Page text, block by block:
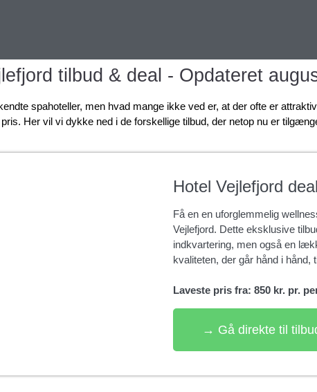
tilbud & deal - Opdateret
spahoteller, men hvad mange ikke ved er, at der ofte er
Her vil vi dykke ned i de forskellige tilbud, der netop nu er
Hotel Vejlefjord deal
Få en en uforglemmelig
Vejlefjord. Dette eksklusive
indkvartering, men også en
kvaliteten, der går hånd i hånd,
Laveste pris fra: 850 kr. pr.
→ Gå direkte til